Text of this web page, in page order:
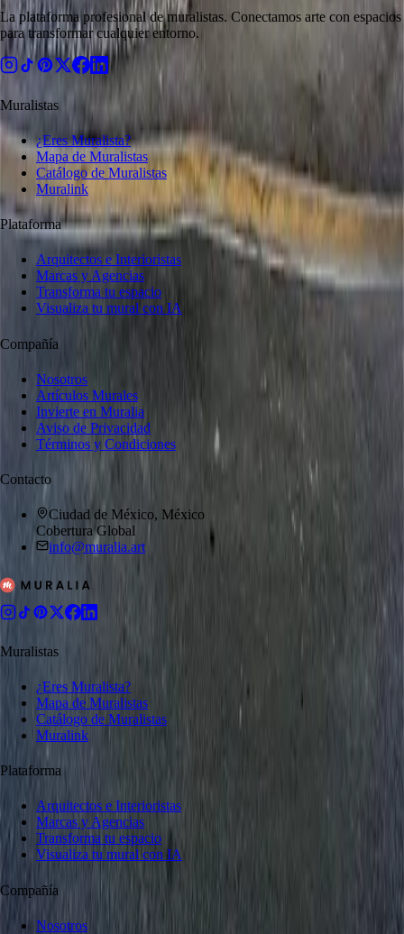
La plataforma profesional de muralistas. Conectamos arte con espacios
para transformar cualquier entorno.
Muralistas
¿Eres Muralista?
Mapa de Muralistas
Catálogo de Muralistas
Muralink
Plataforma
Arquitectos e Interioristas
Marcas y Agencias
Transforma tu espacio
Visualiza tu mural con IA
Compañía
Nosotros
Artículos Murales
Invierte en Muralia
Aviso de Privacidad
Términos y Condiciones
Contacto
Ciudad de México, México
Cobertura Global
info@muralia.art
Muralistas
¿Eres Muralista?
Mapa de Muralistas
Catálogo de Muralistas
Muralink
Plataforma
Arquitectos e Interioristas
Marcas y Agencias
Transforma tu espacio
Visualiza tu mural con IA
Compañía
Nosotros